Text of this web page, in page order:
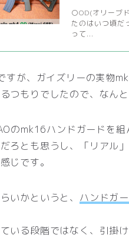
○OD(オリーブ
たのはいつ頃だ
って...
すが、ガイズリーの実物
つもりでしたので、なん
のmk16ハンドガードを
ろとも思うし、「リアル
じです。
いかというと、 ハンドガ
いる段階ではなく、引掛